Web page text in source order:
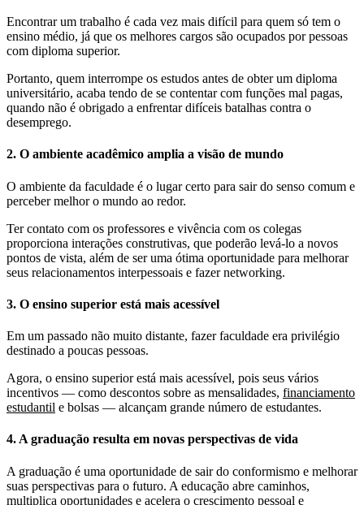
Encontrar um trabalho é cada vez mais difícil para quem só tem o
ensino médio, já que os melhores cargos são ocupados por pessoas
com diploma superior.
Portanto, quem interrompe os estudos antes de obter um diploma
universitário, acaba tendo de se contentar com funções mal pagas,
quando não é obrigado a enfrentar difíceis batalhas contra o
desemprego.
2. O ambiente acadêmico amplia a visão de mundo
O ambiente da faculdade é o lugar certo para sair do senso comum e
perceber melhor o mundo ao redor.
Ter contato com os professores e vivência com os colegas
proporciona interações construtivas, que poderão levá-lo a novos
pontos de vista, além de ser uma ótima oportunidade para melhorar
seus relacionamentos interpessoais e fazer networking.
3. O ensino superior está mais acessível
Em um passado não muito distante, fazer faculdade era privilégio
destinado a poucas pessoas.
Agora, o ensino superior está mais acessível, pois seus vários
incentivos — como descontos sobre as mensalidades, financiamento
estudantil e bolsas — alcançam grande número de estudantes.
4. A graduação resulta em novas perspectivas de vida
A graduação é uma oportunidade de sair do conformismo e melhorar
suas perspectivas para o futuro. A educação abre caminhos,
multiplica oportunidades e acelera o crescimento pessoal e